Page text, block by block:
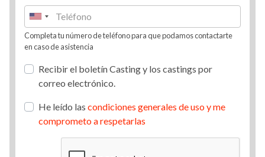
Completa tu número de teléfono para que podamos contactarte
en caso de asistencia
Recibir el boletín Casting y los castings por
correo electrónico.
He leído las condiciones generales de uso y me
comprometo a respetarlas